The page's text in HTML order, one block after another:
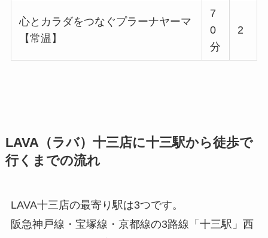
心とカラダをつなぐプラーナヤーマ
【常温】
7
0
分
2
LAVA（ラバ）十三店に十三駅から徒歩で
行くまでの流れ
LAVA十三店の最寄り駅は3つです。
阪急神戸線・宝塚線・京都線の3路線「十三駅」西